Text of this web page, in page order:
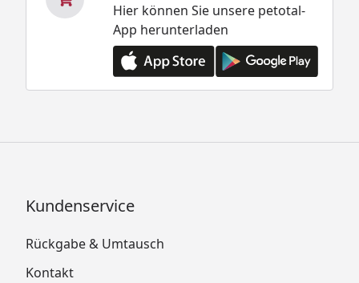
Hier können Sie unsere petotal-
App herunterladen
Kundenservice
Rückgabe & Umtausch
Kontakt